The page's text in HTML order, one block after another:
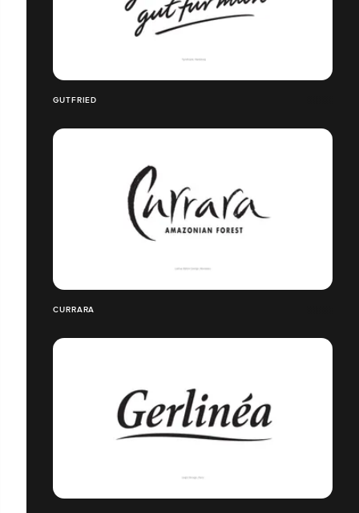
GUTFRIED
CURRARA